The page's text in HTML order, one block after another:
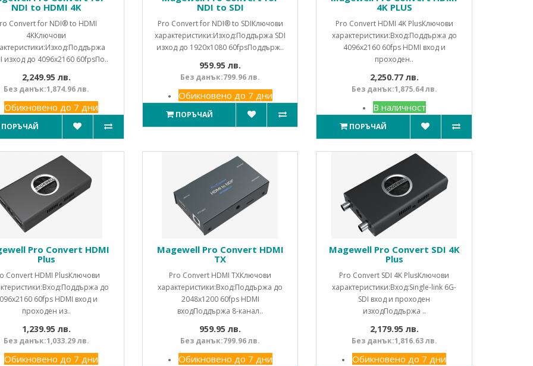
NDI to HDMI 4K
Convert for NDI® to HDMI
4KКлючови
изход до 4096x2160 60fpsПо..
2,249.95 лв.
Без данък:1,874.96 лв.
Обикновено до 7 дни
ПОРЪЧАЙ
NDI to SDI
Pro Convert for NDI® to SDIКлючови
характеристики:Изход:Поддържа SDI
изход до 1920x1080 60fpsПоддърж..
959.95 лв.
Без данък:799.96 лв.
Обикновено до 7 дни
ПОРЪЧАЙ
4K PLUS
Pro Convert HDMI 4K PlusКлючови
характеристики:Вход:Поддържа до
4096x2160 60fps HDMI вход и
проходен..
2,250.77 лв.
Без данък:1,875.64 лв.
В наличност
ПОРЪЧАЙ
Pro Convert HDMI
Plus
Convert HDMI PlusКлючови
до
60fps HDMI вход и
проходен из..
1,239.95 лв.
Без данък:1,033.29 лв.
Обикновено до 7 дни
Magewell Pro Convert HDMI
TX
Pro Convert HDMI TXКлючови
характеристики:Вход:Поддържа до
2048x1200 60fps HDMI
входПоддържа 8-канал..
959.95 лв.
Без данък:799.96 лв.
Обикновено до 7 дни
Magewell Pro Convert SDI 4K
Plus
Pro Convert SDI 4K PlusКлючови
характеристики:Вход:Single-link 6G-
SDI вход и проходен
изходПоддържа ..
2,179.95 лв.
Без данък:1,816.63 лв.
Обикновено до 7 дни